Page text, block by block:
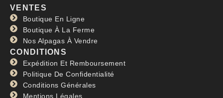
VENTES
Boutique En Ligne
Boutique À La Ferme
Nos Alpagas À Vendre
CONDITIONS
Expédition Et Remboursement
Politique De Confidentialité
Conditions Générales
Mentions Légales